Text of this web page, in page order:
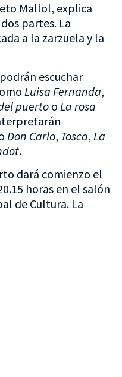
Mallol, explica
partes. La
a la zarzuela y la
escuchar
Luisa Fernanda,
puertoo La rosa
Don Carlo, Tosca, La
.
dará comienzo el
horas en el salón
de Cultura. La